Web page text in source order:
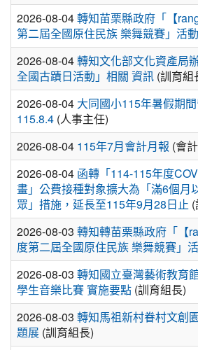
2026-08-04轉知苗栗縣政府「【
第二屆全國原住民族 樂舞競賽」活
2026-08-04轉知文化部文化資產局
全國古蹟日活動」相關 資訊 (訓育組
2026-08-04 大同國小115年暑假期
115.8.4 (人事主任)
2026-08-04 115年7月會計月報 (會
2026-08-04 函轉「114-115年度
畫」公費接種對象擴大為「滿6個月
眾」措施，延長至115年9月28日止
2026-08-03 轉知轉苗栗縣政府「【
度第二屆全國原住民族 樂舞競賽」
2026-08-03 轉知國立臺灣藝術教育
學生音樂比賽 實施要點 (訓育組長)
2026-08-03 轉知馬祖新村眷村文創
題展 (訓育組長)